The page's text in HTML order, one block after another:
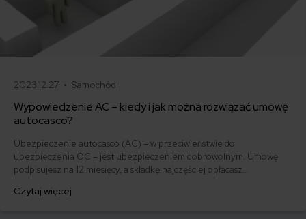
2023.12.27 • Samochód
Wypowiedzenie AC – kiedy i jak można rozwiązać umowę
autocasco?
Ubezpieczenie autocasco (AC) – w przeciwieństwie do
ubezpieczenia OC – jest ubezpieczeniem dobrowolnym. Umowę
podpisujesz na 12 miesięcy, a składkę najczęściej opłacasz
ofertę lub zdecydowałeś się sprzedać samochód w trakcie trwania
Czytaj więcej